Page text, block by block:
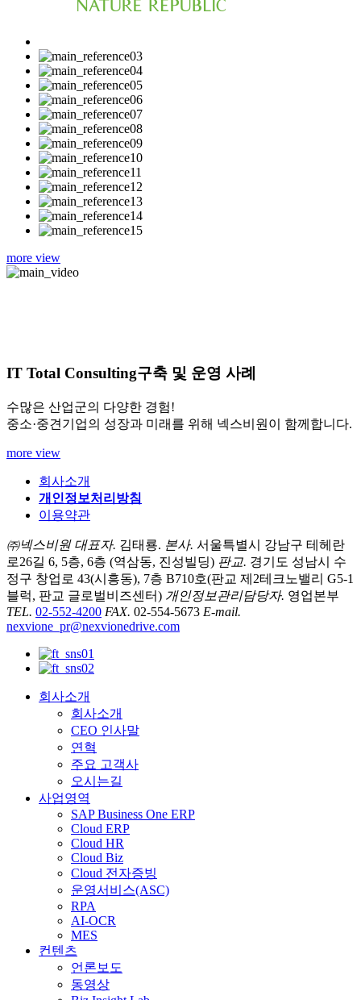
more view
IT Total Consulting구축 및 운영 사례
수많은 산업군의 다양한 경험!
중소·중견기업의 성장과 미래를 위해 넥스비원이 함께합니다.
more view
회사소개
개인정보처리방침
이용약관
㈜넥스비원 대표자. 김태룡. 본사. 서울특별시 강남구 테헤란
로26길 6, 5층, 6층 (역삼동, 진성빌딩) 판교. 경기도 성남시 수
정구 창업로 43(시흥동), 7층 B710호(판교 제2테크노밸리 G5-1
블럭, 판교 글로벌비즈센터) 개인정보관리담당자. 영업본부
TEL. 02-552-4200 FAX. 02-554-5673 E-mail.
nexvione_pr@nexvionedrive.com
회사소개
회사소개
CEO 인사말
연혁
주요 고객사
오시는길
사업영역
SAP Business One ERP
Cloud ERP
Cloud HR
Cloud Biz
Cloud 전자증빙
운영서비스(ASC)
RPA
AI-OCR
MES
컨텐츠
언론보도
동영상